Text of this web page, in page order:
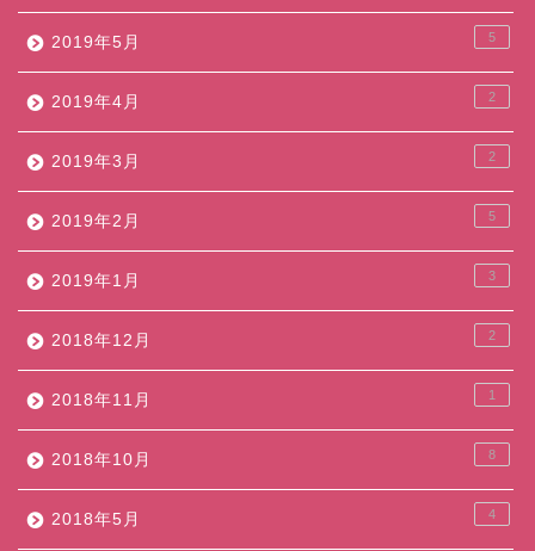
2019年5月 5
2019年4月 2
2019年3月 2
2019年2月 5
2019年1月 3
2018年12月 2
2018年11月 1
2018年10月 8
2018年5月 4